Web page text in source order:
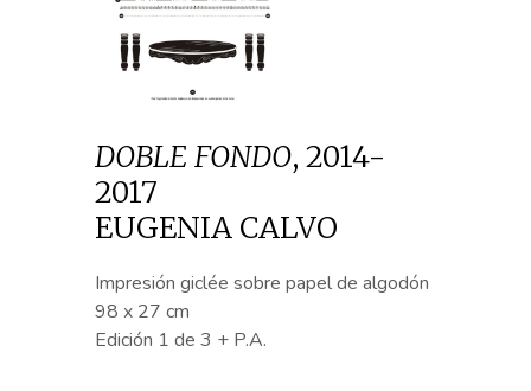
DOBLE FONDO, 2014-
2017
EUGENIA CALVO
Impresión giclée sobre papel de algodón
98 x 27 cm
Edición 1 de 3 + P.A.